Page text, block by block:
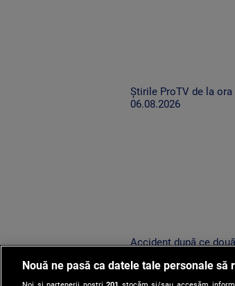
Știrile ProTV de la ora
06.08.2026
Accident după ce
Un TIR condus de un
le-a lovit
Nouă ne pasă ca datele tale personale